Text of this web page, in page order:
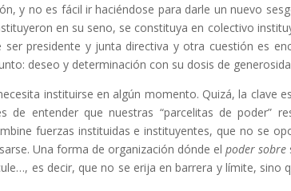
y no es fácil ir haciéndose para darle un nuevo
en su seno, se constituya en colectivo
presidente y junta directiva y otra cuestión es
deseo y determinación con su dosis de
instituirse en algún momento. Quizá, la clave
entender que nuestras “parcelitas de poder”
fuerzas instituidas e instituyentes, que no se
Una forma de organización dónde el poder sobre
es decir, que no se erija en barrera y límite, sino